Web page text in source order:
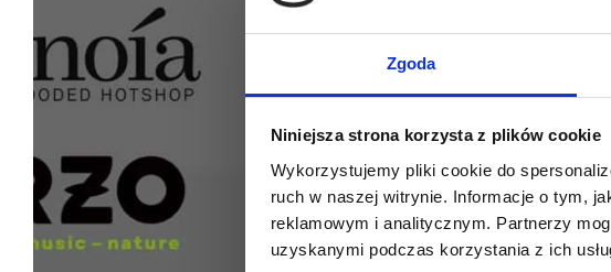
Zgoda
Niniejsza strona korzysta z plików cookie
Wykorzystujemy pliki cookie do
ruch w naszej witrynie. Informacje o tym,
reklamowym i analitycznym. Partnerzy
uzyskanymi podczas korzystania z ich